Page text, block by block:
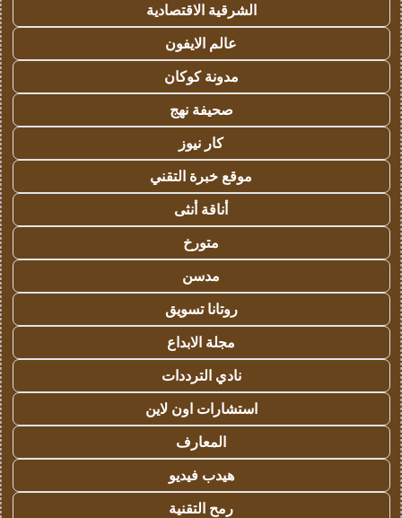
الشرقية الاقتصادية
عالم الايفون
مدونة كوكان
صحيفة نهج
كار نيوز
موقع خبرة التقني
أناقة أنثى
متورخ
مدسن
روتانا تسويق
مجلة الابداع
نادي الترددات
استشارات اون لاين
المعارف
هيدب فيديو
رمح التقنية